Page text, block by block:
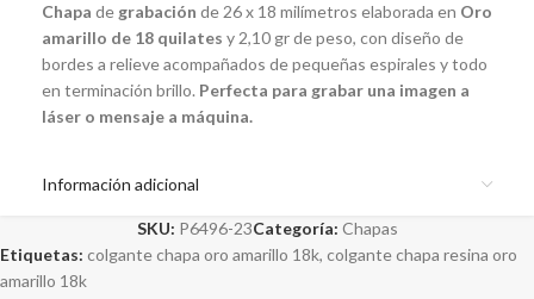
Chapa de grabación de 26 x 18 milímetros elaborada en Oro
amarillo de 18 quilates y 2,10 gr de peso, con diseño de
bordes a relieve acompañados de pequeñas espirales y todo
en terminación brillo. Perfecta para grabar una imagen a
láser o mensaje a máquina.
Información adicional
SKU: P6496-23Categoría: Chapas
Etiquetas: colgante chapa oro amarillo 18k, colgante chapa resina oro
amarillo 18k